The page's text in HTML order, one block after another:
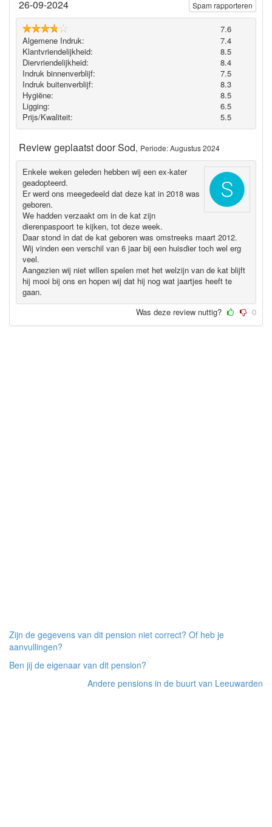
26-09-2024
7.6
Algemene Indruk:
7.4
Klantvriendelijkheid:
8.5
Diervriendelijkheid:
8.4
Indruk binnenverblijf:
7.5
Indruk buitenverblijf:
8.3
Hygiëne‎:
8.5
Ligging:
6.5
Prijs/Kwaliteit:
5.5
Review geplaatst doorSod, Periode: Augustus 2024
Enkele weken geleden hebben wij een ex-kater
geadopteerd.
Er werd ons meegedeeld dat deze kat in 2018 was
geboren.
We hadden verzaakt om in de kat zijn
dierenpaspoort te kijken, tot deze week.
Daar stond in dat de kat geboren was omstreeks maart 2012.
Wij vinden een verschil van 6 jaar bij een huisdier toch wel erg
veel.
Aangezien wij niet willen spelen met het welzijn van de kat blijft
hij mooi bij ons en hopen wij dat hij nog wat jaartjes heeft te
gaan.
Spam rapporteren
Was deze review nuttig? 0
Zijn de gegevens van dit pension niet correct? Of heb je
aanvullingen?
Ben jij de eigenaar van dit pension?
Andere pensions in de buurt van Leeuwarden